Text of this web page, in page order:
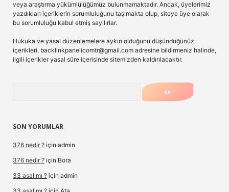
veya araştırma yükümlülüğümüz bulunmamaktadır. Ancak, üyelerimiz
yazdıkları içeriklerin sorumluluğunu taşımakta olup, siteye üye olarak
bu sorumluluğu kabul etmiş sayılırlar.
Hukuka ve yasal düzenlemelere aykırı olduğunu düşündüğünüz
içerikleri, backlinkpanelicomtr@gmail.com adresine bildirmeniz halinde,
ilgili içerikler yasal süre içerisinde sitemizden kaldırılacaktır.
SON YORUMLAR
376 nedir ? için admin
376 nedir ? için Bora
33 asal mı ? için admin